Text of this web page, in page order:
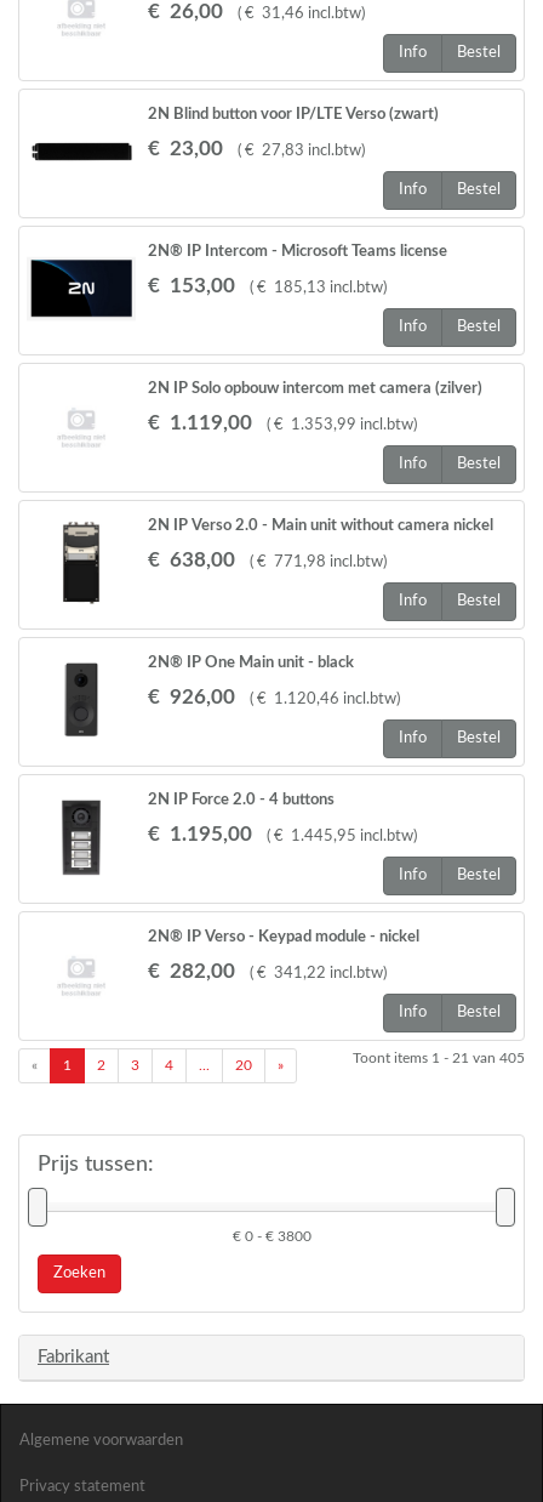
€ 26,00 ( € 31,46 incl.btw)
Info Bestel
2N Blind button voor IP/LTE Verso (zwart)
€ 23,00 ( € 27,83 incl.btw)
Info Bestel
2N® IP Intercom - Microsoft Teams license
€ 153,00 ( € 185,13 incl.btw)
Info Bestel
2N IP Solo opbouw intercom met camera (zilver)
€ 1.119,00 ( € 1.353,99 incl.btw)
Info Bestel
2N IP Verso 2.0 - Main unit without camera nickel
€ 638,00 ( € 771,98 incl.btw)
Info Bestel
2N® IP One Main unit - black
€ 926,00 ( € 1.120,46 incl.btw)
Info Bestel
2N IP Force 2.0 - 4 buttons
€ 1.195,00 ( € 1.445,95 incl.btw)
Info Bestel
2N® IP Verso - Keypad module - nickel
€ 282,00 ( € 341,22 incl.btw)
Info Bestel
Toont items 1 - 21 van 405
« 1 2 3 4 20 »
Prijs tussen:
€ 0 - € 3800
Zoeken
Fabrikant
Algemene voorwaarden
Privacy statement